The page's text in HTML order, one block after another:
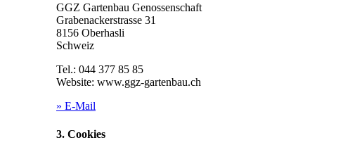
GGZ Gartenbau Genossenschaft
Grabenackerstrasse 31
8156 Oberhasli
Schweiz
Tel.: 044 377 85 85
Website: www.ggz-gartenbau.ch
» E-Mail
3. Cookies